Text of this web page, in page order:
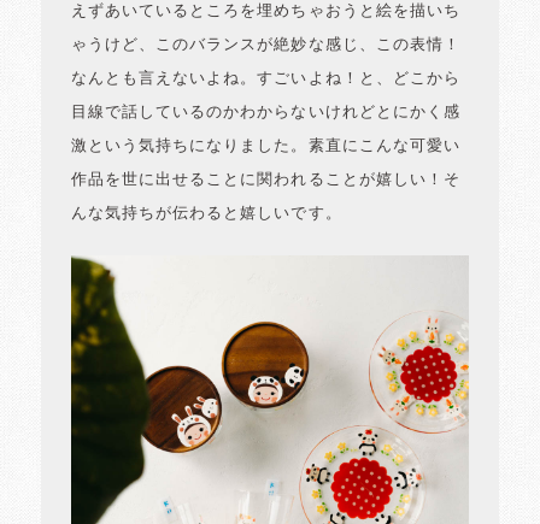
えずあいているところを埋めちゃおうと絵を描いち
ゃうけど、このバランスが絶妙な感じ、この表情！
なんとも言えないよね。すごいよね！と、どこから
目線で話しているのかわからないけれどとにかく感
激という気持ちになりました。素直にこんな可愛い
作品を世に出せることに関われることが嬉しい！そ
んな気持ちが伝わると嬉しいです。